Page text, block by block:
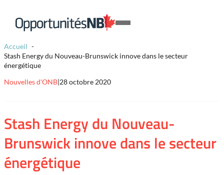
Skip to content
Lien
page
Open
Accueil
Stash Energy du Nouveau-Brunswick innove dans le secteur
énergétique
Stash Energy du Nouveau-
Brunswick innove dans le secteur
énergétique
Nouvelles d'ONB|28 octobre 2020